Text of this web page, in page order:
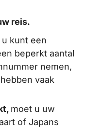
reis.
u kunt een
beperkt aantal
nemen,
vaak
moet u uw
of Japans